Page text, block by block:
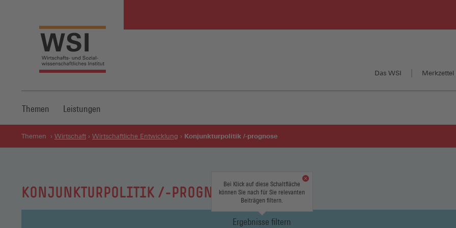
Das WSI Merkzettel
Themen Leistungen
Themen Wirtschaft Wirtschaftliche Entwicklung Konjunkturpolitik /-prognose
KONJUNKTURPOLITIK /-PROGNOSE
Ergebnisse filtern
Bei Klick auf diese Schaltfläche
können Sie nach für Sie relevanten
Beiträgen filtern.